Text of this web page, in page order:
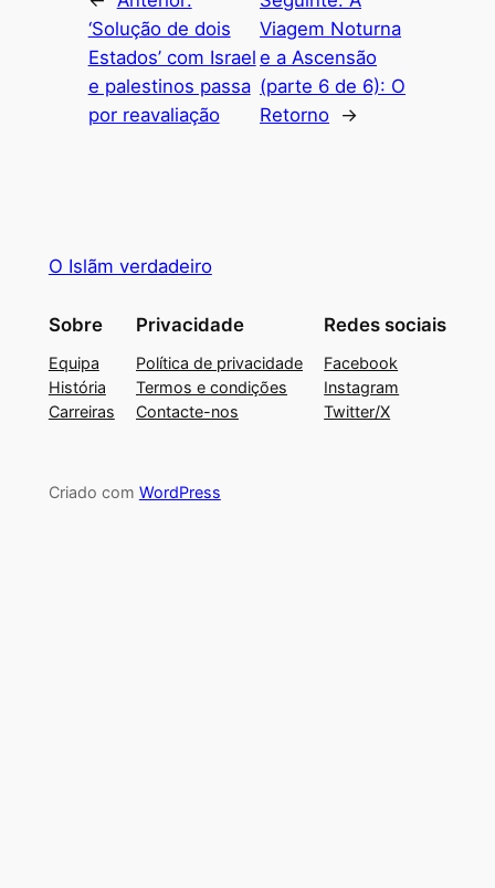
‘Solução de dois
Estados’ com Israel
e palestinos passa
por reavaliação
Viagem Noturna
e a Ascensão
(parte 6 de 6): O
Retorno →
O Islãm verdadeiro
Sobre
Equipa
História
Carreiras
Privacidade
Política de privacidade
Termos e condições
Contacte-nos
Redes sociais
Facebook
Instagram
Twitter/X
Criado com WordPress